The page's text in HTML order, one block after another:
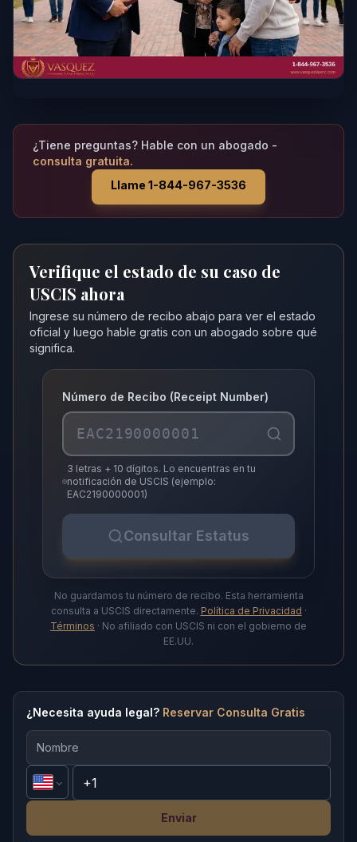
¿Tiene preguntas? Hable con un abogado -
consulta gratuita.
Llame 1-844-967-3536
Verifique el estado de su caso de
USCIS ahora
Ingrese su número de recibo abajo para ver el estado
oficial y luego hable gratis con un abogado sobre qué
significa.
Número de Recibo (Receipt Number)
3 letras + 10 dígitos. Lo encuentras en tu
notificación de USCIS (ejemplo:
EAC2190000001)
Consultar Estatus
No guardamos tu número de recibo. Esta herramienta
consulta a USCIS directamente. Política de Privacidad ·
Términos · No afiliado con USCIS ni con el gobierno de
EE.UU.
¿Necesita ayuda legal? Reservar Consulta Gratis
Enviar